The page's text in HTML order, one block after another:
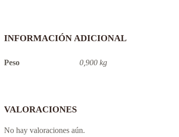
INFORMACIÓN ADICIONAL
Peso 0,900 kg
VALORACIONES
No hay valoraciones aún.